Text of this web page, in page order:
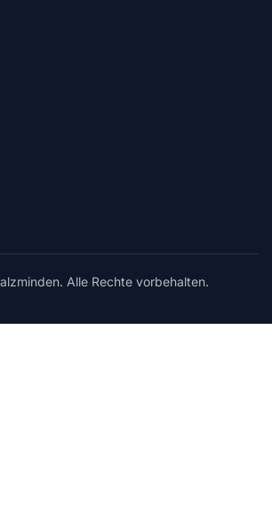
Alle Rechte vorbehalten.